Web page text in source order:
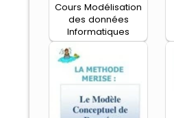
Cours Modélisation
des données
Informatiques